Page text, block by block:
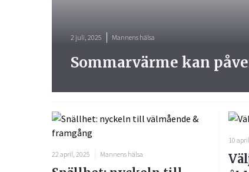
2 juli, 2025 Mannens hälsa
Sommarvärme kan
22 april, 2025 Mannens hälsa
10